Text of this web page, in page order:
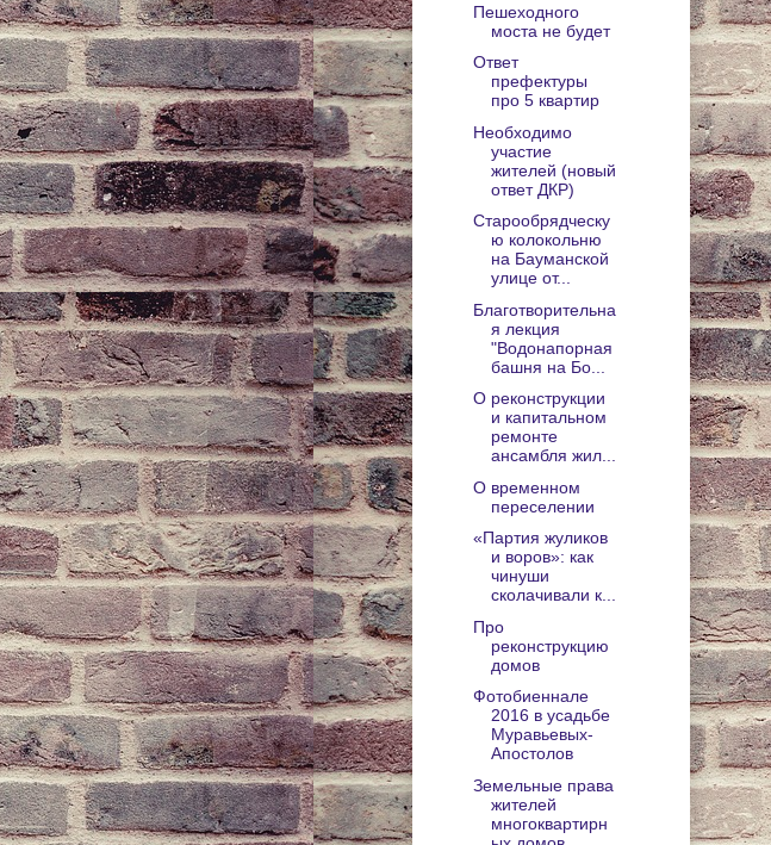
Пешеходного
моста не будет
Ответ
префектуры
про 5 квартир
Необходимо
участие
жителей (новый
ответ ДКР)
Старообрядческу
ю колокольню
на Бауманской
улице от...
Благотворительна
я лекция
"Водонапорная
башня на Бо...
О реконструкции
и капитальном
ремонте
ансамбля жил...
О временном
переселении
«Партия жуликов
и воров»: как
чинуши
сколачивали к...
Про
реконструкцию
домов
Фотобиеннале
2016 в усадьбе
Муравьевых-
Апостолов
Земельные права
жителей
многоквартирн